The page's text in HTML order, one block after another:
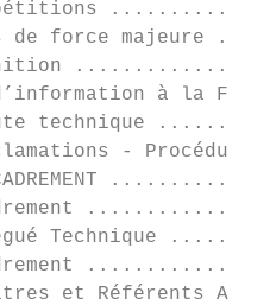
de force majeure
à la
technique
-
Technique
et Référents